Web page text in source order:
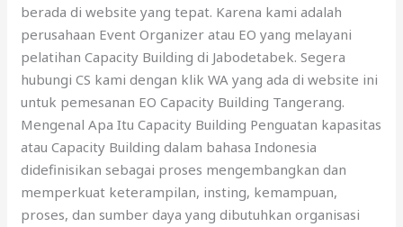
berada di website yang tepat. Karena kami adalah
perusahaan Event Organizer atau EO yang melayani
pelatihan Capacity Building di Jabodetabek. Segera
hubungi CS kami dengan klik WA yang ada di website ini
untuk pemesanan EO Capacity Building Tangerang.
Mengenal Apa Itu Capacity Building Penguatan kapasitas
atau Capacity Building dalam bahasa Indonesia
didefinisikan sebagai proses mengembangkan dan
memperkuat keterampilan, insting, kemampuan,
proses, dan sumber daya yang dibutuhkan organisasi